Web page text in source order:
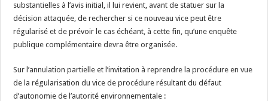
substantielles à l’avis initial, il lui revient, avant de statuer sur la
décision attaquée, de rechercher si ce nouveau vice peut être
régularisé et de prévoir le cas échéant, à cette fin, qu’une enquête
publique complémentaire devra être organisée.
Sur l’annulation partielle et l’invitation à reprendre la procédure en vue
de la régularisation du vice de procédure résultant du défaut
d’autonomie de l’autorité environnementale :